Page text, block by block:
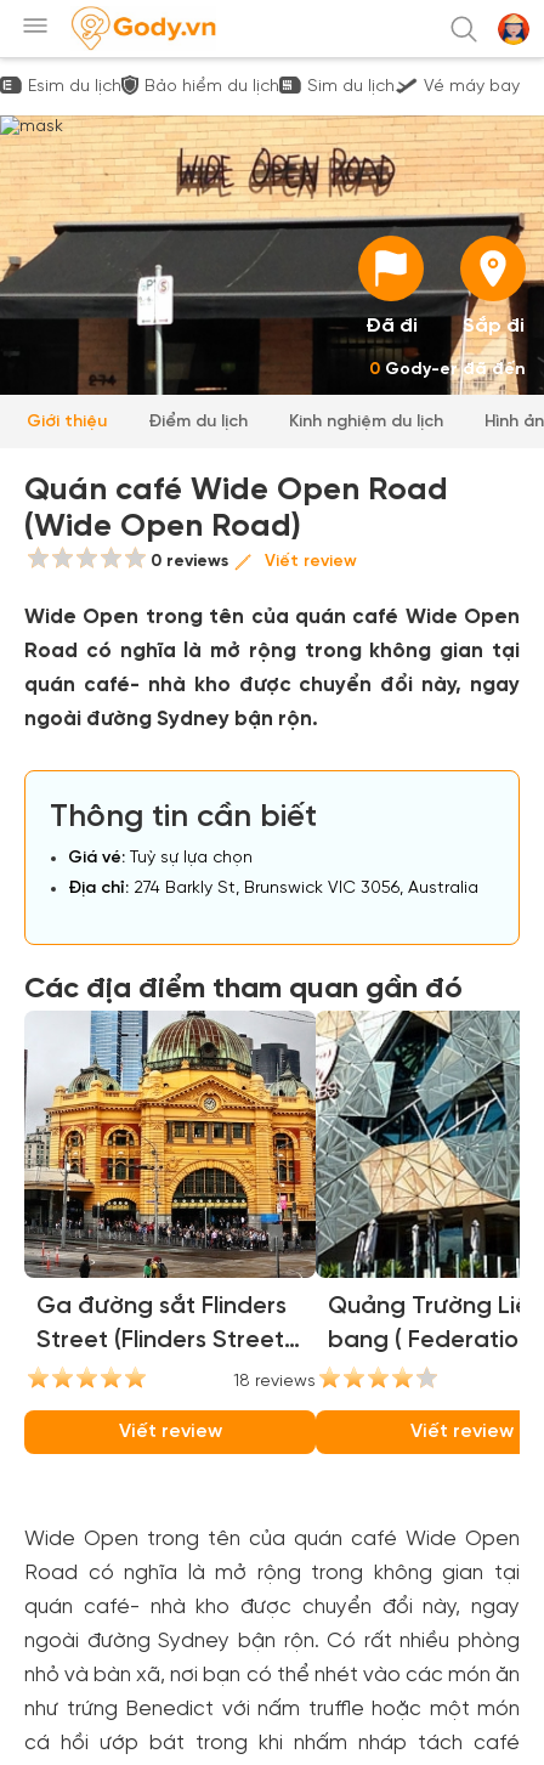
Esim du lịch Bảo hiểm du lịch Sim du lịch Vé máy bay
Đã đi Sắp đi
0 Gody-er đã đến
Giới thiệu Điểm du lịch Kinh nghiệm du lịch Hình
Quán café Wide Open Road
(Wide Open Road)
0 reviews Viết review
Wide Open trong tên của quán café Wide Open
Road có nghĩa là mở rộng trong không gian tại
quán café- nhà kho được chuyển đổi này, ngay
ngoài đường Sydney bận rộn.
Thông tin cần biết
Giá vé: Tuỳ sự lựa chọn
Địa chỉ: 274 Barkly St, Brunswick VIC 3056, Australia
Các địa điểm tham quan gần đó
Ga đường sắt Flinders
Street (Flinders Street
Station)
18 reviews
Viết review
Quảng Trường Liên
bang ( Federation
Square )
Viết review
Wide Open trong tên của quán café Wide Open
Road có nghĩa là mở rộng trong không gian tại
quán café- nhà kho được chuyển đổi này, ngay
ngoài đường Sydney bận rộn. Có rất nhiều phòng
nhỏ và bàn xã, nơi bạn có thể nhét vào các món ăn
như trứng Benedict với nấm truffle hoặc một món
cá hồi ướp bát trong khi nhấm nháp tách café